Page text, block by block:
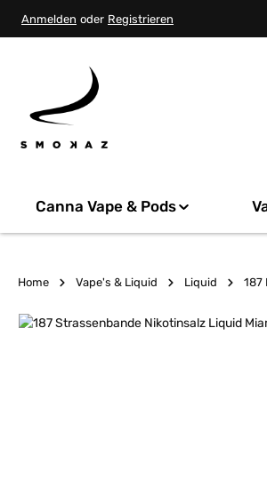
Zur Hauptnavigation springen
Anmelden oder Registrieren
Canna Vape & Pods
Home Vape's & Liquid Liquid 187
Bildergalerie überspringen